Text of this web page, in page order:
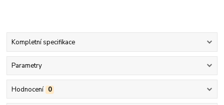
Kompletní specifikace
Parametry
Hodnocení 0